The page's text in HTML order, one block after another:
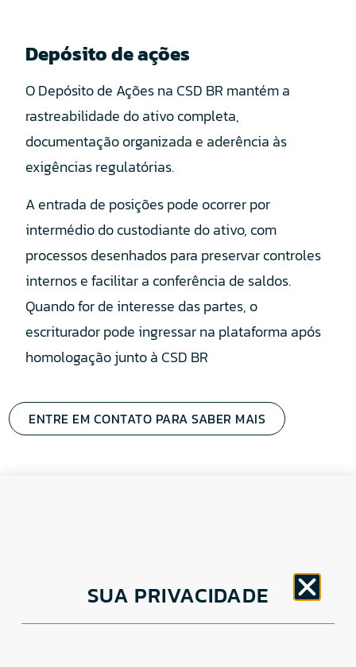
Depósito de ações
O Depósito de Ações na CSD BR mantém a
rastreabilidade do ativo completa,
documentação organizada e aderência às
exigências regulatórias.
A entrada de posições pode ocorrer por
intermédio do custodiante do ativo, com
processos desenhados para preservar controles
internos e facilitar a conferência de saldos.
Quando for de interesse das partes, o
escriturador pode ingressar na plataforma após
homologação junto à CSD BR
ENTRE EM CONTATO PARA SABER MAIS
Av. Brigadeiro Faria Lima, 1779 – 5oAndar Jardim
Paulistano, São Paulo/ SP – CEP: 01452-914
SUA PRIVACIDADE